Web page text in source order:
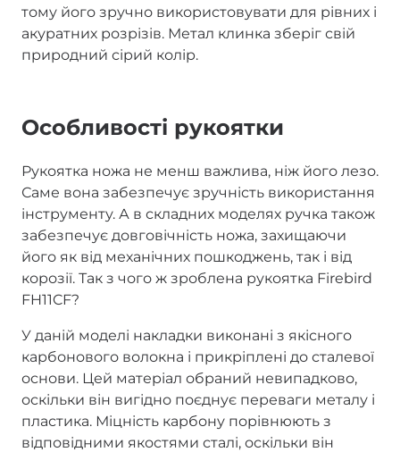
тому його зручно використовувати для рівних і
акуратних розрізів. Метал клинка зберіг свій
природний сірий колір.
Особливості рукоятки
Рукоятка ножа не менш важлива, ніж його лезо.
Саме вона забезпечує зручність використання
інструменту. А в складних моделях ручка також
забезпечує довговічність ножа, захищаючи
його як від механічних пошкоджень, так і від
корозії. Так з чого ж зроблена рукоятка Firebird
FH11CF?
У даній моделі накладки виконані з якісного
карбонового волокна і прикріплені до сталевої
основи. Цей матеріал обраний невипадково,
оскільки він вигідно поєднує переваги металу і
пластика. Міцність карбону порівнюють з
відповідними якостями сталі, оскільки він